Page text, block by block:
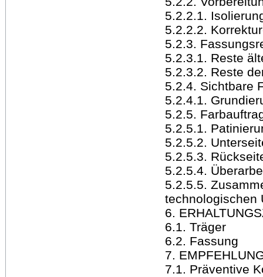
5.2.2.1.
5.2.2.2.
5.2.3.
5.2.3.1. Reste
5.2.3.2. Reste
5.2.4. Sichtbare
5.2.4.1.
5.2.5.
5.2.5.1.
5.2.5.2.
5.2.5.3.
5.2.5.4.
5.2.5.5.
technologischen
6.
6.1. Träger
6.2. Fassung
7.
7.1. Präventive